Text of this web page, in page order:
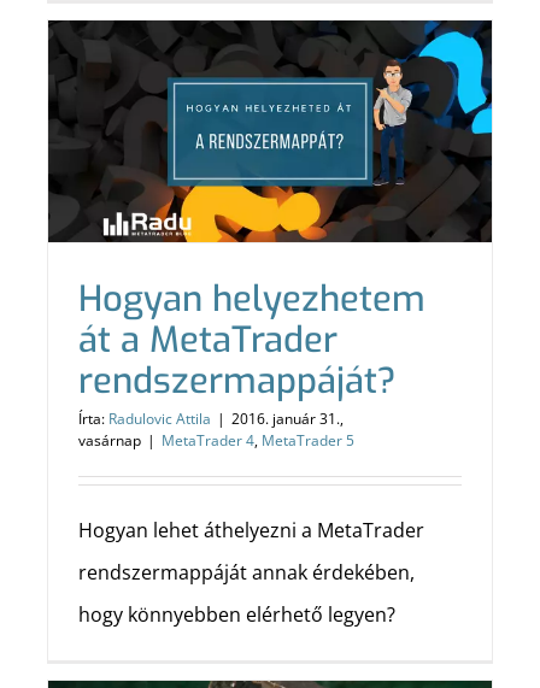
Hogyan helyezhetem
át a MetaTrader
rendszermappáját?
Írta: Radulovic Attila | 2016. január 31.,
vasárnap | MetaTrader 4, MetaTrader 5
Hogyan lehet áthelyezni a MetaTrader
rendszermappáját annak érdekében,
hogy könnyebben elérhető legyen?